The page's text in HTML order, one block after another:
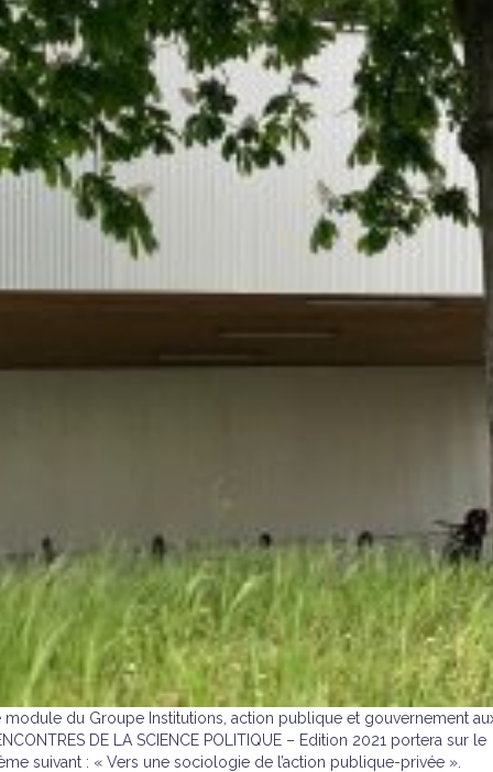
module du Groupe Institutions, action publique et gouvernement
DE LA SCIENCE POLITIQUE – Edition 2021 portera sur le
suivant : « Vers une sociologie de l’action publique-privée ».